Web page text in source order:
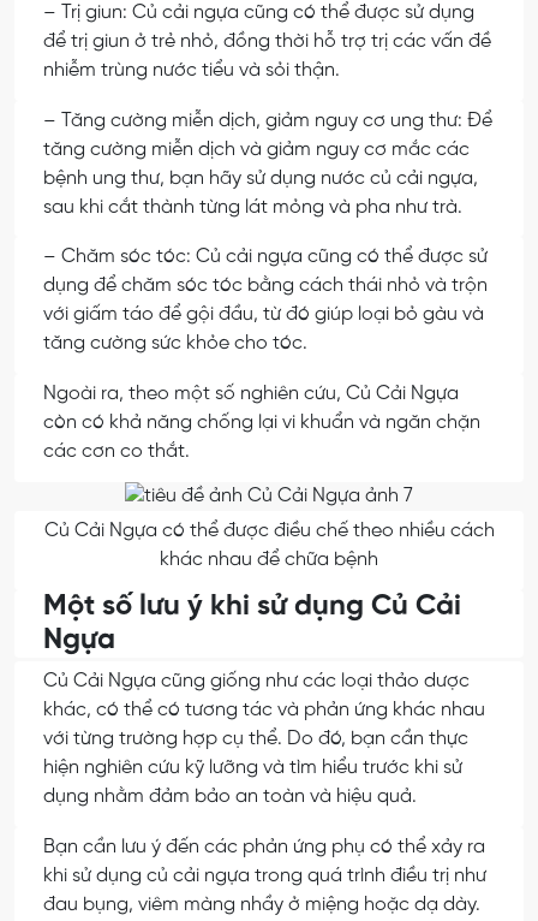
– Trị giun: Củ cải ngựa cũng có thể được sử dụng
để trị giun ở trẻ nhỏ, đồng thời hỗ trợ trị các vấn đề
nhiễm trùng nước tiểu và sỏi thận.
– Tăng cường miễn dịch, giảm nguy cơ ung thư: Để
tăng cường miễn dịch và giảm nguy cơ mắc các
bệnh ung thư, bạn hãy sử dụng nước củ cải ngựa,
sau khi cắt thành từng lát mỏng và pha như trà.
– Chăm sóc tóc: Củ cải ngựa cũng có thể được sử
dụng để chăm sóc tóc bằng cách thái nhỏ và trộn
với giấm táo để gội đầu, từ đó giúp loại bỏ gàu và
tăng cường sức khỏe cho tóc.
Ngoài ra, theo một số nghiên cứu, Củ Cải Ngựa
còn có khả năng chống lại vi khuẩn và ngăn chặn
các cơn co thắt.
Củ Cải Ngựa có thể được điều chế theo nhiều cách
khác nhau để chữa bệnh
Một số lưu ý khi sử dụng Củ Cải
Ngựa
Củ Cải Ngựa cũng giống như các loại thảo dược
khác, có thể có tương tác và phản ứng khác nhau
với từng trường hợp cụ thể. Do đó, bạn cần thực
hiện nghiên cứu kỹ lưỡng và tìm hiểu trước khi sử
dụng nhằm đảm bảo an toàn và hiệu quả.
Bạn cần lưu ý đến các phản ứng phụ có thể xảy ra
khi sử dụng củ cải ngựa trong quá trình điều trị như
đau bụng, viêm màng nhầy ở miệng hoặc dạ dày.